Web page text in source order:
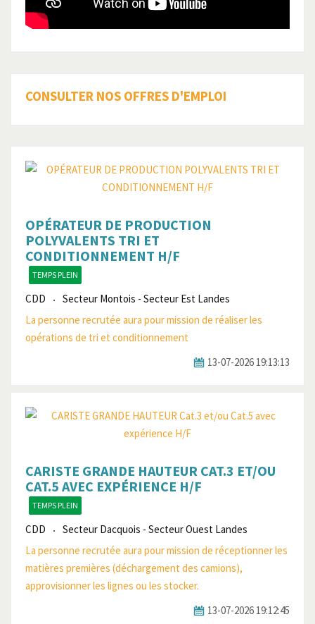
CONSULTER NOS OFFRES D'EMPLOI
OPÉRATEUR DE PRODUCTION
POLYVALENTS TRI ET
CONDITIONNEMENT H/F
TEMPS PLEIN
CDD
Secteur Montois - Secteur Est Landes
La personne recrutée aura pour mission de réaliser les
opérations de tri et conditionnement
13-07-2026 19:13:13
CARISTE GRANDE HAUTEUR CAT.3 ET/OU
CAT.5 AVEC EXPÉRIENCE H/F
TEMPS PLEIN
CDD
Secteur Dacquois - Secteur Ouest Landes
La personne recrutée aura pour mission de réceptionner les
matières premières (déchargement des camions),
approvisionner les lignes ou les stocker.
13-07-2026 19:12:45